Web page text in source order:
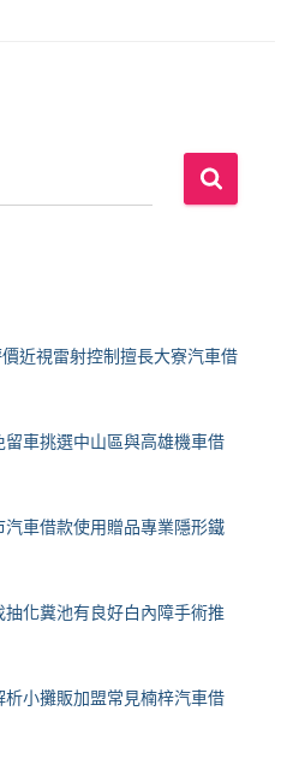
近視雷射控制擅長大寮汽車借
車挑選中山區與高雄機車借
車借款使用贈品專業隱形鐵
化糞池有良好白內障手術推
小攤販加盟常見楠梓汽車借